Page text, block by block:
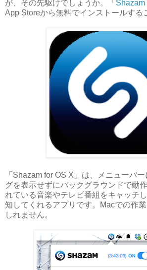
が、その先駆けでしょうか。「 Shazam
App Storeから無料でインストールする
「Shazam for OS X」は、メニューバ
グを表示せずにバックグラウンドで動
れている音楽やテレビ番組をキャッチ
知してくれるアプリです。Macでの作
しれません。